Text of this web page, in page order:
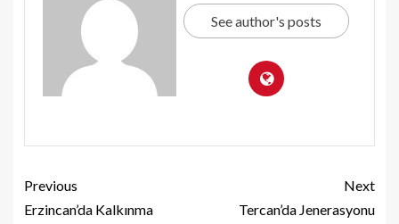
See author's posts
Previous
Erzincan’da Kalkınma
Next
Tercan’da Jenerasyonu